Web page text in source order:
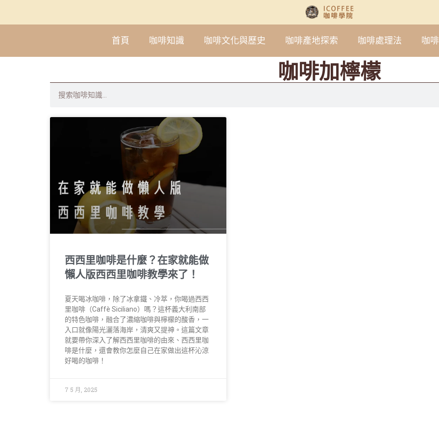
首頁 咖啡知識 咖啡文化與歷史 咖啡產地探索 咖啡處理法 咖
咖啡加檸檬
西西里咖啡是什麼？在家就能做
懶人版西西里咖啡教學來了！
夏天喝冰咖啡，除了冰拿鐵、冷萃，你喝過西西
里咖啡（Caffè Siciliano）嗎？這杯義大利南部
的特色咖啡，融合了濃縮咖啡與檸檬的酸香，一
入口就像陽光灑落海岸，清爽又提神。這篇文章
就要帶你深入了解西西里咖啡的由來、西西里咖
啡是什麼，還會教你怎麼自己在家做出這杯沁涼
好喝的咖啡！
7 5 月, 2025